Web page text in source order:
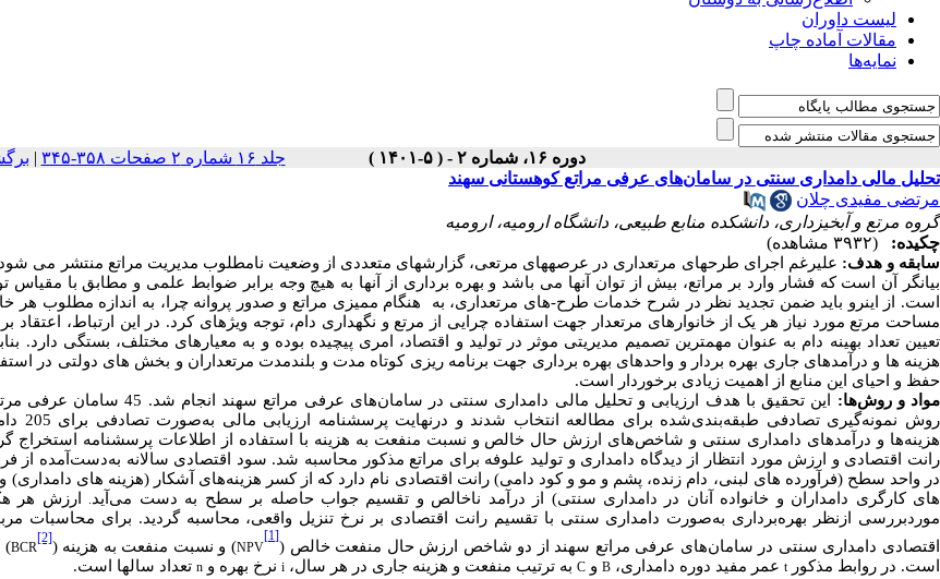
لیست داوران
مقالات آماده چاپ
نمایه‌ها
دوره ۱۶، شماره ۲ - ( ۵-۱۴۰۱ ) جلد ۱۶ شماره ۲ صفحات ۳۵۸-۳۴۵ |
تحلیل مالی دامداری سنتی در سامان‌های عرفی مراتع کوهستانی سهند
مرتضی مفیدی چلان
گروه مرتع و آبخیزداری، دانشکده منابع طبیعی، دانشگاه ارومیه، ارومیه
چکیده:
(۳۹۳۲ مشاهده)
سابقه و هدف: علیرغم اجرای طرح­های مرتعداری در عرصه­های مرتعی، گزارش­های متعددی از وضعیت نامطلوب مدیریت مراتع منتشر می
بیانگر آن است که فشار وارد بر مراتع، بیش از توان آنها می باشد و بهره برداری از آنها به هیچ وجه برابر ضوابط علمی و مطابق با مقیاس
است. از اینرو باید ضمن تجدید نظر در شرح خدمات طرح-های مرتعداری، به هنگام ممیزی مراتع و صدور پروانه چرا، به اندازه مطلوب هر
مساحت مرتع مورد نیاز هر یک از خانوارهای مرتعدار جهت استفاده چرایی از مرتع و نگهداری دام، توجه ویژه­ای کرد. در این ارتباط، اعتقاد
تعیین تعداد بهینه دام به عنوان مهمترین تصمیم مدیریتی موثر در تولید و اقتصاد، امری پیچیده بوده و به معیارهای مختلف، بستگی دارد.
هزینه ها و درآمدهای جاری بهره بردار و واحدهای بهره برداری جهت برنامه ریزی کوتاه مدت و بلندمدت مرتعداران و بخش های دولتی در
حفظ و احیای این منابع از اهمیت زیادی برخوردار
است.
مواد و روش‌ها:
این تحقیق با هدف ارزیابی و تحلیل مالی دامداری سنتی در سامان‌های
روش نمونه‌گیری
هزینه‌ها و درآمدهای دامداری سنتی و شاخص‌های ارزش حال خالص و نسبت منفعت به هزینه با استفاده از اطلاعات پرسشنامه استخراج
رانت اقتصادی و ارزش مورد انتظار از دیدگاه دامداری و تولید علوفه برای مراتع مذکور محاسبه شد. سود اقتصادی سالانه به‌دست‌آمده از
در واحد سطح (فرآورده های لبنی، دام زنده، پشم و مو و کود دامی) رانت اقتصادی نام دارد که از کسر هزینه‌‌های آشکار (هزینه های دامداری) و
های کارگری دامداران و خانواده آنان در دامداری سنتی) از درآمد ناخالص و تقسیم جواب حاصله بر سطح به دست می‌‌آید.
ارزش هر
موردبررسی ازنظر بهره‌‌برداری به‌صورت دامداری سنتی با تقسیم رانت اقتصادی بر نرخ تنزیل واقعی، محاسبه گردید. برای محاسبات
اقتصادی دامداری سنتی در سامان‌های عرفی مراتع سهند از دو شاخص ارزش حال منفعت خالص (
[1]
NPV) و نسبت منفعت به هزینه ( BCR
[2]
)
است. در روابط مذکورt عمر مفید دوره دامداری، B و C به ترتیب منفعت و هزینه جاری در هر سال، i نرخ بهره و n تعداد سالها است.